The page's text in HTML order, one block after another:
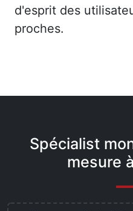
d'esprit des
proches.
Spécialist
mesure